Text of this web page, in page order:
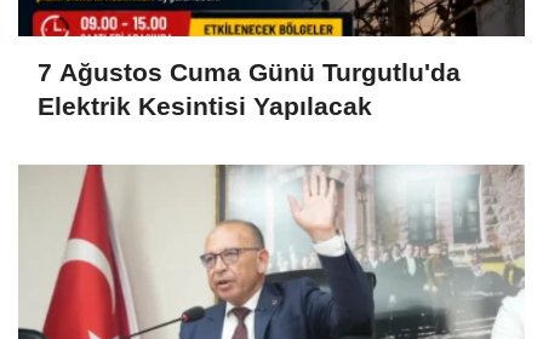
7 Ağustos Cuma Günü Turgutlu'da
Elektrik Kesintisi Yapılacak